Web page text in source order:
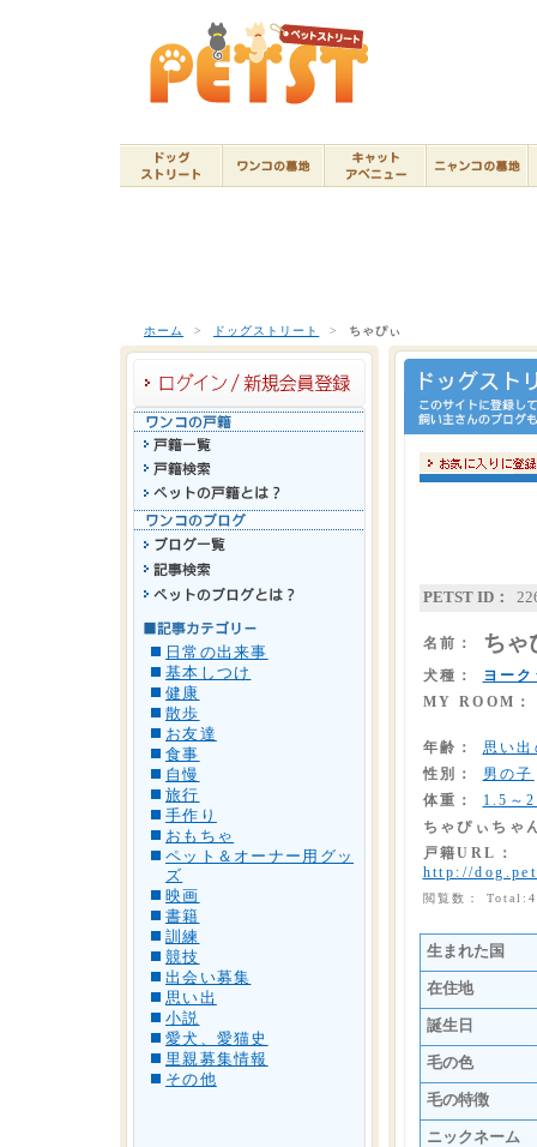
ホーム > ドッグストリート > ちゃぴぃ
日常の出来事
基本しつけ
健康
散歩
お友達
食事
自慢
旅行
手作り
おもちゃ
ペット＆オーナー用グッ
ズ
映画
書籍
訓練
競技
出会い募集
思い出
小説
愛犬、愛猫史
里親募集情報
その他
PETST ID：
名前： ちゃ
犬種：
ヨー
MY ROOM：
年齢：
思い
性別：
男の子
体重：
1.5～
ちゃぴぃちゃ
戸籍URL：
http://
閲覧数：
生まれた国
在住地
誕生日
毛の色
毛の特徴
ニックネーム